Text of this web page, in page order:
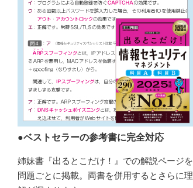
●ベストセラーの参考書に完全対応
姉妹書『出るとこだけ！』での解説ページを
問題ごとに掲載。両書を併用するとさらに理